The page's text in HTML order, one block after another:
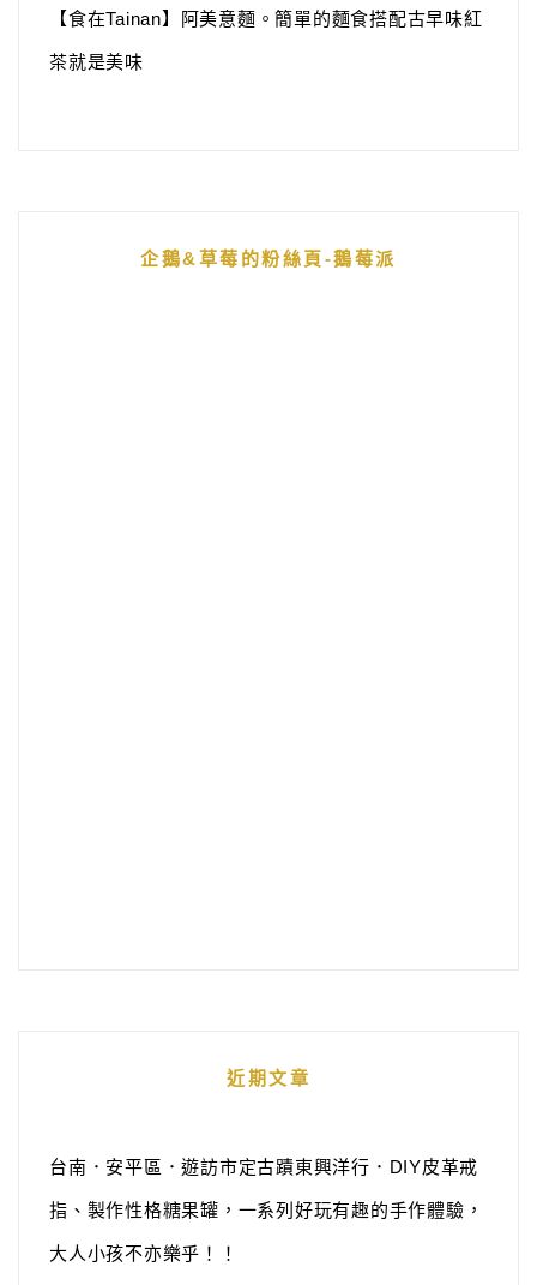
【食在Tainan】阿美意麵。簡單的麵食搭配古早味紅
茶就是美味
企鵝&草莓的粉絲頁-鵝莓派
近期文章
台南．安平區．遊訪市定古蹟東興洋行．DIY皮革戒
指、製作性格糖果罐，一系列好玩有趣的手作體驗，
大人小孩不亦樂乎！！